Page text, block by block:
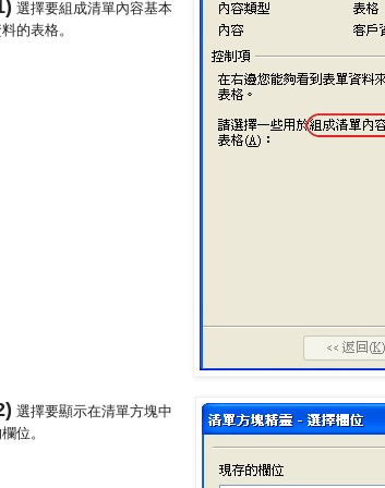
選擇要組成清單內容基本
的表格。
選擇要顯示在清單方塊中
位。